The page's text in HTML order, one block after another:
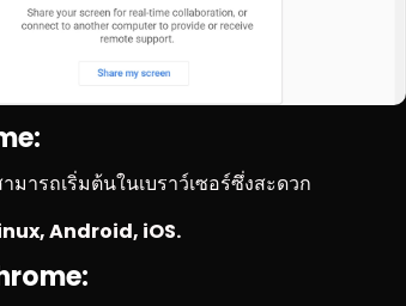
มารถเริ่มต้นในเบราว์เซอร์ซึ่งสะดวก
Android, iOS.